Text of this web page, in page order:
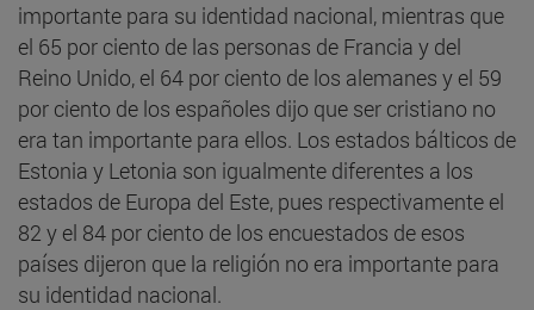
importante para su identidad nacional, mientras que
el 65 por ciento de las personas de Francia y del
Reino Unido, el 64 por ciento de los alemanes y el 59
por ciento de los españoles dijo que ser cristiano no
era tan importante para ellos. Los estados bálticos de
Estonia y Letonia son igualmente diferentes a los
estados de Europa del Este, pues respectivamente el
82 y el 84 por ciento de los encuestados de esos
países dijeron que la religión no era importante para
su identidad nacional.